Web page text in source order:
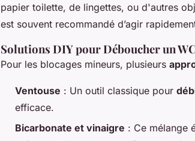
papier toilette, de lingettes, ou d'autres
est souvent recommandé d’agir
Solutions DIY pour Déboucher un
Pour les blocages mineurs, plusieurs
Ventouse : Un outil classique pour
efficace.
Bicarbonate et vinaigre : Ce mélange